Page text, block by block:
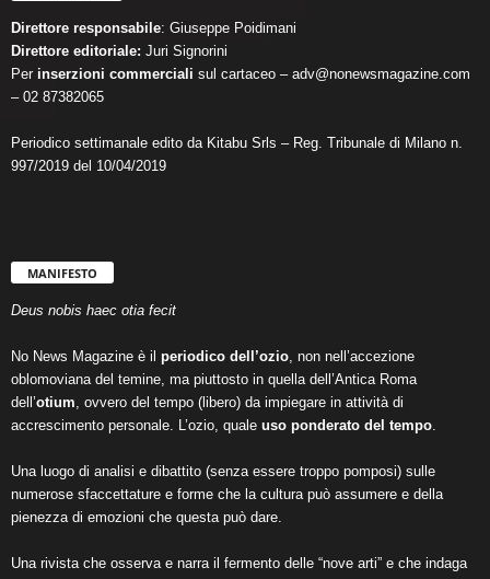
Direttore responsabile: Giuseppe Poidimani
Direttore editoriale: Juri Signorini
Per inserzioni commerciali sul cartaceo – adv@nonewsmagazine.com
– 02 87382065
Periodico settimanale edito da Kitabu Srls – Reg. Tribunale di Milano n.
997/2019 del 10/04/2019
MANIFESTO
Deus nobis haec otia fecit
No News Magazine è il periodico dell’ozio , non nell’accezione
oblomoviana del temine, ma piuttosto in quella dell’Antica Roma
dell’otium , ovvero del tempo (libero) da impiegare in attività di
accrescimento personale. L’ozio, quale uso ponderato del tempo
Una luogo di analisi e dibattito (senza essere troppo pomposi) sulle
numerose sfaccettature e forme che la cultura può assumere e della
pienezza di emozioni che questa può dare.
Una rivista che osserva e narra il fermento delle “nove arti” e che indaga